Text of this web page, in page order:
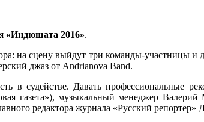
«Индюшата 2016».
на сцену выйдут три команды-участницы и
джаз от Andrianova Band.
в судействе. Давать профессиональные
газета»), музыкальный менеджер Валерий
редактора журнала «Русский